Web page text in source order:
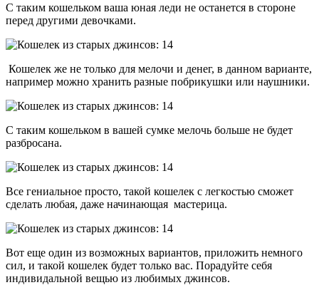
С таким кошельком ваша юная леди не останется в стороне
перед другими девочками.
Кошелек же не только для мелочи и денег, в данном варианте,
например можно хранить разные побрикушки или наушники.
С таким кошельком в вашей сумке мелочь больше не будет
разбросана.
Все гениальное просто, такой кошелек с легкостью сможет
сделать любая, даже начинающая мастерица.
Вот еще один из возможных вариантов, приложить немного
сил, и такой кошелек будет только вас. Порадуйте себя
индивидальной вещью из любимых джинсов.